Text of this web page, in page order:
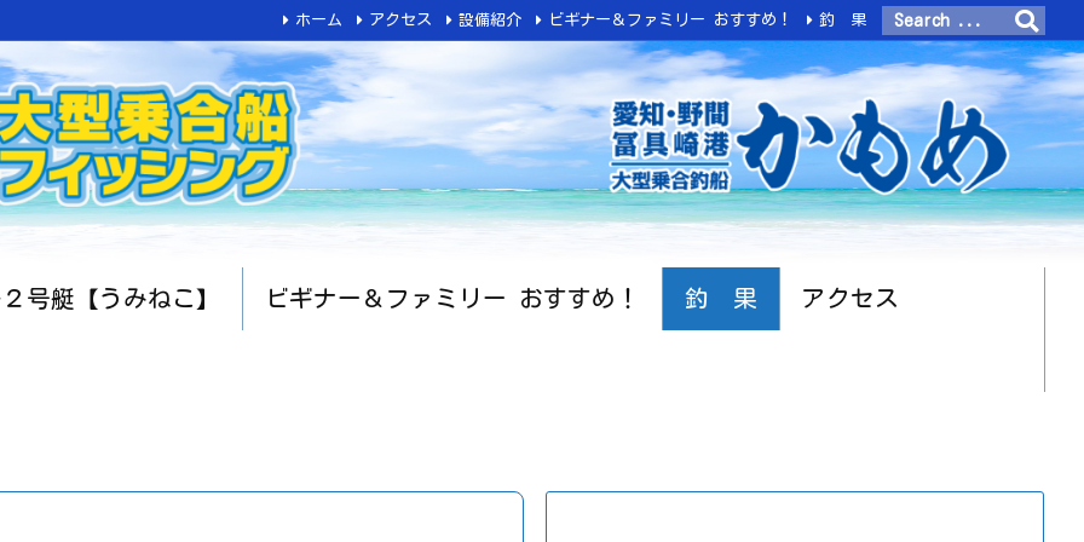
号艇【うみねこ】 ビギナー＆ファミリー おすすめ！ 釣 果 アクセス
ホーム アクセス 設備紹介 ビギナー＆ファミリー おすすめ！ 釣 果